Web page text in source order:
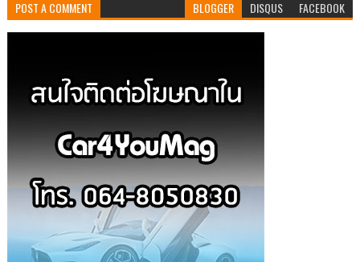
POST A COMMENT BLOGGER DISQUS FACEBOOK